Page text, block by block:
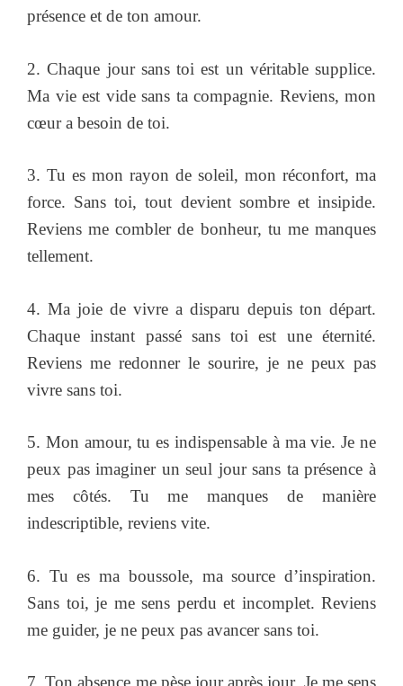
présence et de ton amour.
2. Chaque jour sans toi est un véritable supplice.
Ma vie est vide sans ta compagnie. Reviens, mon
cœur a besoin de toi.
3. Tu es mon rayon de soleil, mon réconfort, ma
force. Sans toi, tout devient sombre et insipide.
Reviens me combler de bonheur, tu me manques
tellement.
4. Ma joie de vivre a disparu depuis ton départ.
Chaque instant passé sans toi est une éternité.
Reviens me redonner le sourire, je ne peux pas
vivre sans toi.
5. Mon amour, tu es indispensable à ma vie. Je ne
peux pas imaginer un seul jour sans ta présence à
mes côtés. Tu me manques de manière
indescriptible, reviens vite.
6. Tu es ma boussole, ma source d’inspiration.
Sans toi, je me sens perdu et incomplet. Reviens
me guider, je ne peux pas avancer sans toi.
7. Ton absence me pèse jour après jour. Je me sens